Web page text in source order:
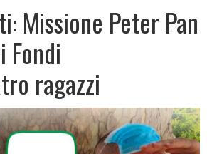
Missione Peter Pan
Fondi
ragazzi